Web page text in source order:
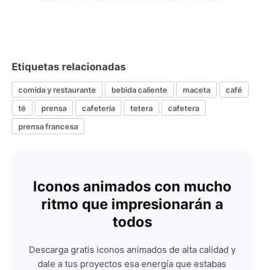
Etiquetas relacionadas
comida y restaurante bebida caliente maceta
café
té
prensa cafetería tetera
cafetera
prensa francesa
Iconos animados con mucho
ritmo que impresionarán a
todos
Descarga gratis iconos animados de alta calidad y
dale a tus proyectos esa energía que estabas